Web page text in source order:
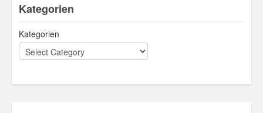
Kategorien
Kategorien